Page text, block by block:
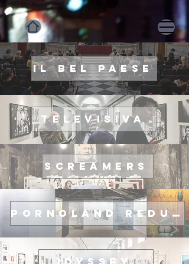
Il Bel Paese
Televisiva
Screamers
Pornoland Redux